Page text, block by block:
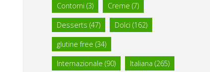
Contorni (3) Creme (7)
Desserts (47) Dolci (162)
glutine free (34)
Internazionale (90) Italiana (265)